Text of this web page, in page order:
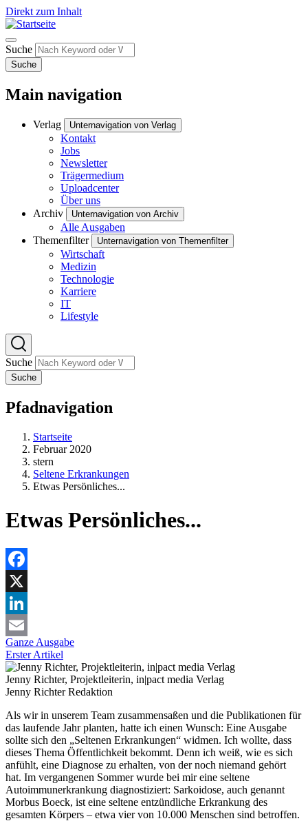
Direkt zum Inhalt
Suche
Suche
Main navigation
Verlag Unternavigation von Verlag
Kontakt
Jobs
Newsletter
Trägermedium
Uploadcenter
Über uns
Archiv
Unternavigation von Archiv
Alle Ausgaben
Themenfilter
Unternavigation von Themenfilter
Wirtschaft
Medizin
Technologie
Karriere
IT
Lifestyle
Suche
Suche
Pfadnavigation
Startseite
Februar 2020
stern
Seltene Erkrankungen
Etwas Persönliches...
Etwas Persönliches...
Facebook
X
LinkedIn
Email
Ganze Ausgabe
Erster Artikel
Jenny Richter, Projektleiterin, in|pact media Verlag
Jenny RichterRedaktion
Als wir in unserem Team zusammensaßen und die Publikationen für
das laufende Jahr planten, hatte ich einen Wunsch: Eine Ausgabe
sollte sich den „Seltenen Erkrankungen“ widmen. Ich wollte, dass
dieses Thema Öffentlichkeit bekommt. Denn ich weiß, wie es sich
anfühlt, eine Diagnose zu erhalten, von der noch niemand gehört
hat. Im vergangenen Sommer wurde bei mir eine seltene
Autoimmunerkrankung diagnostiziert: Sarkoidose, auch genannt
Morbus Boeck, ist eine seltene entzündliche Erkrankung des
gesamten Körpers – etwa vier von 10.000 Menschen sind betroffen.